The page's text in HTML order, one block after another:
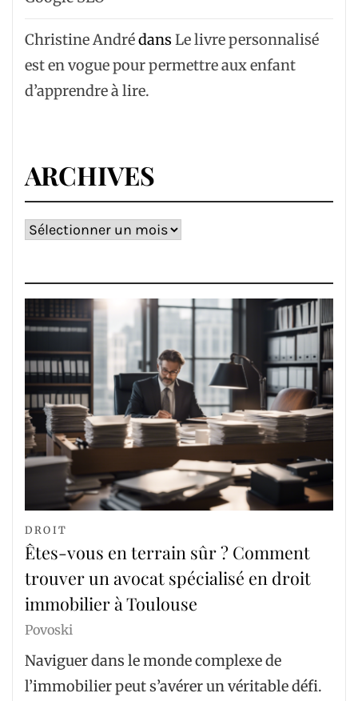
Christine Andrédans Le livre personnalisé
est en vogue pour permettre aux enfant
d’apprendre à lire.
ARCHIVES
Archives
DROIT
Êtes-vous en terrain sûr ? Comment
trouver un avocat spécialisé en droit
immobilier à Toulouse
Povoski
Naviguer dans le monde complexe de
l’immobilier peut s’avérer un véritable défi.